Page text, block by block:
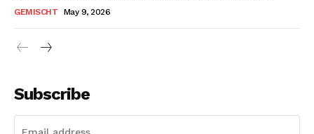
GEMISCHT May 9, 2026
Subscribe